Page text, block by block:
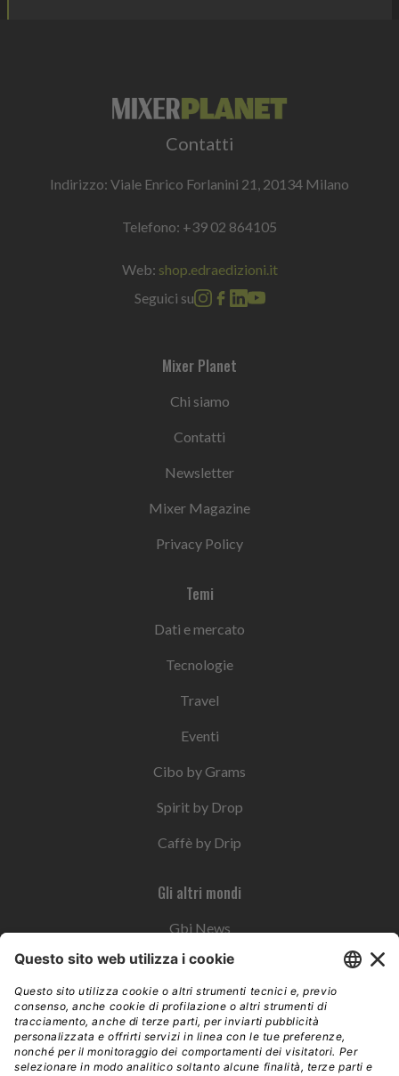
Contatti
Indirizzo: Viale Enrico Forlanini 21, 20134 Milano
Telefono: +39 02 864105
Web: shop.edraedizioni.it
Seguici su
Mixer Planet
Chi siamo
Contatti
Newsletter
Mixer Magazine
Privacy Policy
Temi
Dati e mercato
Tecnologie
Travel
Eventi
Cibo by Grams
Spirit by Drop
Caffè by Drip
Gli altri mondi
Gbi News
Instoremag
Esplora il gruppo
Edra Edizioni